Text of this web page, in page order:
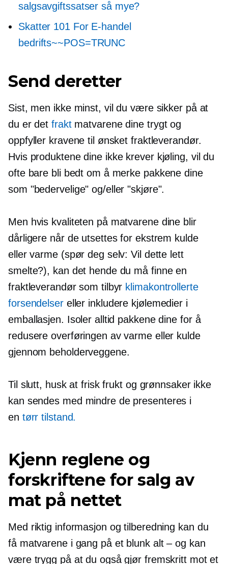
salgsavgiftssatser så mye?
Skatter 101 For E-handel
bedrifts~~POS=TRUNC
Send deretter
Sist, men ikke minst, vil du være sikker på at
du er detfraktmatvarene dine trygt og
oppfyller kravene til ønsket fraktleverandør.
Hvis produktene dine ikke krever kjøling, vil du
ofte bare bli bedt om å merke pakkene dine
som "bedervelige" og/eller "skjøre".
Men hvis kvaliteten på matvarene dine blir
dårligere når de utsettes for ekstrem kulde
eller varme (spør deg selv: Vil dette lett
smelte?), kan det hende du må finne en
fraktleverandør som tilbyr klimakontrollerte
forsendelsereller inkludere kjølemedier i
emballasjen. Isoler alltid pakkene dine for å
redusere overføringen av varme eller kulde
gjennom beholderveggene.
Til slutt, husk at frisk frukt og grønnsaker ikke
kan sendes med mindre de presenteres i
en tørr tilstand.
Kjenn reglene og
forskriftene for salg av
mat på nettet
Med riktig informasjon og tilberedning kan du
få matvarene i gang på et blunk alt – og kan
være trygg på at du også gjør fremskritt mot et